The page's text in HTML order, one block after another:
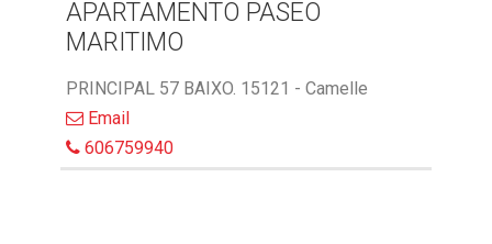
APARTAMENTO PASEO
MARITIMO
PRINCIPAL 57 BAIXO. 15121 - Camelle
Email
606759940